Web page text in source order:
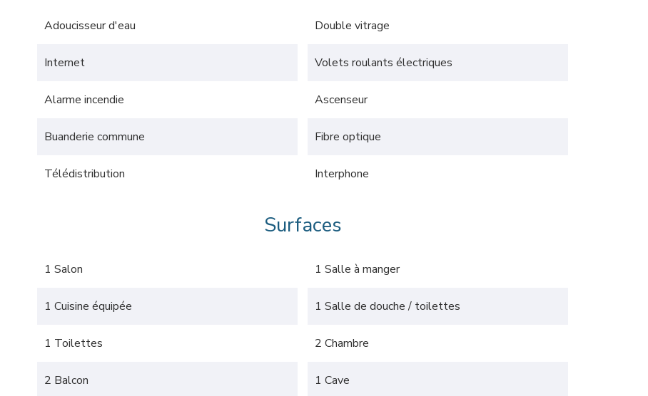
Adoucisseur d'eau Double vitrage
Internet Volets roulants électriques
Alarme incendie Ascenseur
Buanderie commune Fibre optique
Télédistribution Interphone
Surfaces
1 Salon 1 Salle à manger
1 Cuisine équipée 1 Salle de douche / toilettes
1 Toilettes 2 Chambre
2 Balcon 1 Cave